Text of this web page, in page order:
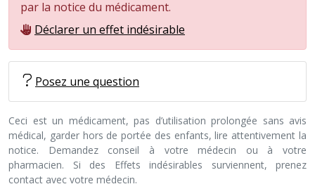
par la notice du médicament.
Déclarer un effet indésirable
Posez une question
Ceci est un médicament, pas d’utilisation prolongée sans avis
médical, garder hors de portée des enfants, lire attentivement la
notice. Demandez conseil à votre médecin ou à votre
pharmacien. Si des Effets indésirables surviennent, prenez
contact avec votre médecin.